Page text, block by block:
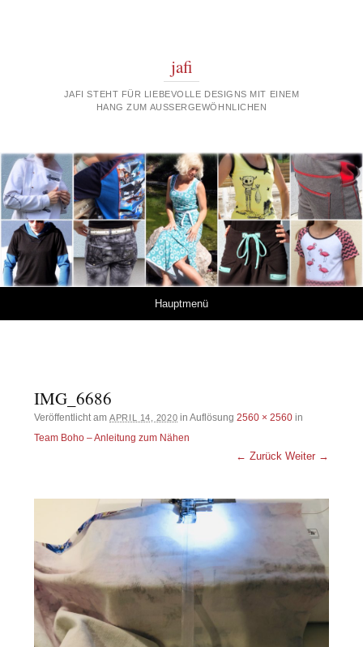
jafi
JAFI STEHT FÜR LIEBEVOLLE DESIGNS MIT EINEM
HANG ZUM AUSSERGEWÖHNLICHEN
Hauptmenü
IMG_6686
Veröffentlicht amAPRIL 14, 2020 in Auflösung2560 × 2560 in
Team Boho – Anleitung zum Nähen
← Zurück Weiter →